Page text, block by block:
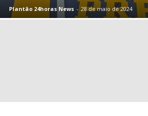
Plantão 24horas News - 28 de maio de 2024